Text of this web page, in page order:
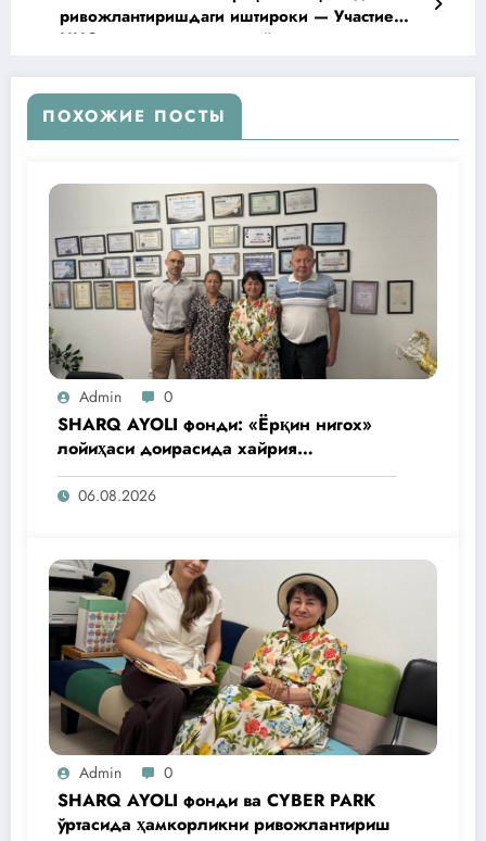
ривожлантиришдаги иштироки — Участие
ННО в развитии цифровой экономики
ПОХОЖИЕ ПОСТЫ
Admin 0
SHARQ AYOLI фонди: «Ёрқин нигох»
лойиҳаси доирасида хайрия
операциялари ўтказилади
06.08.2026
Admin 0
SHARQ AYOLI фонди ва CYBER PARK
ўртасида ҳамкорликни ривожлантириш